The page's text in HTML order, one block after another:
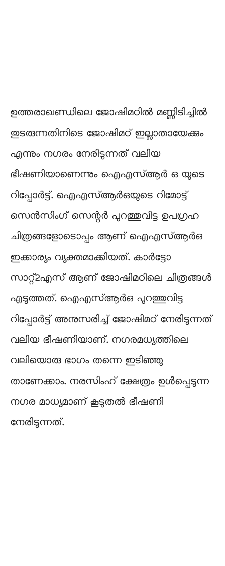
ഉത്തരാഖണ്ഡിലെ ജോഷിമഠില്‍ മണ്ണിടിച്ചില്‍
തുടരുന്നതിനിടെ ജോഷിമഠ് ഇല്ലാതായേക്കും
എന്നും നഗരം നേരിടുന്നത് വലിയ
ഭീഷണിയാണെന്നും ഐഎസ്ആർ ഒ യുടെ
റിപ്പോർട്ട്‌. ഐഎസ്ആർഒയുടെ റിമോട്ട്
സെൻസിംഗ് സെന്റർ പുറത്തുവിട്ട ഉപഗ്രഹ
ചിത്രങ്ങളോടൊപ്പം ആണ് ഐഎസ്ആർഒ
ഇക്കാര്യം വ്യക്തമാക്കിയത്. കാർട്ടോ
സാറ്റ്2എസ് ആണ് ജോഷിമഠിലെ ചിത്രങ്ങൾ
എടുത്തത്. ഐഎസ്ആർഒ പുറത്തുവിട്ട
റിപ്പോർട്ട് അനുസരിച്ച് ജോഷിമഠ് നേരിടുന്നത്
വലിയ ഭീഷണിയാണ്. നഗരമധ്യത്തിലെ
വലിയൊരു ഭാഗം തന്നെ ഇടിഞ്ഞു
താണേക്കാം. നരസിംഹ് ക്ഷേത്രം ഉൾപ്പെടുന്ന
നഗര മാധ്യമാണ് കൂടുതൽ ഭീഷണി
നേരിടുന്നത്.